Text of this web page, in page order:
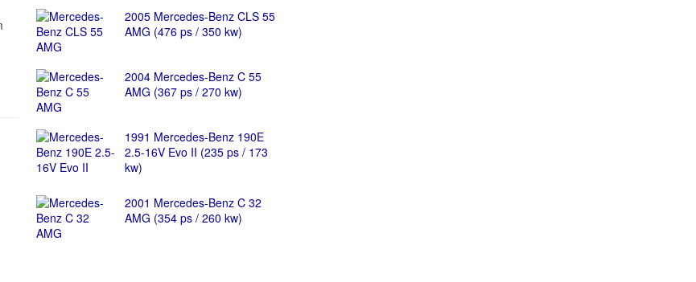
2005 Mercedes-Benz CLS 55
AMG (476 ps / 350 kw)
2004 Mercedes-Benz C 55
AMG (367 ps / 270 kw)
1991 Mercedes-Benz 190E
2.5-16V Evo II (235 ps / 173
kw)
2001 Mercedes-Benz C 32
AMG (354 ps / 260 kw)